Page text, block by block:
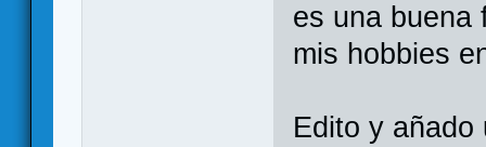
es una buena
mis hobbies
Edito y añado